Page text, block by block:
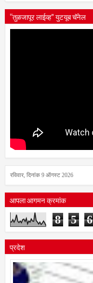
“तुळजापूर लाईव्ह” युटयूब चॅनेल
आपला आगमन क्रमांक
8 5 6
प्रदेश